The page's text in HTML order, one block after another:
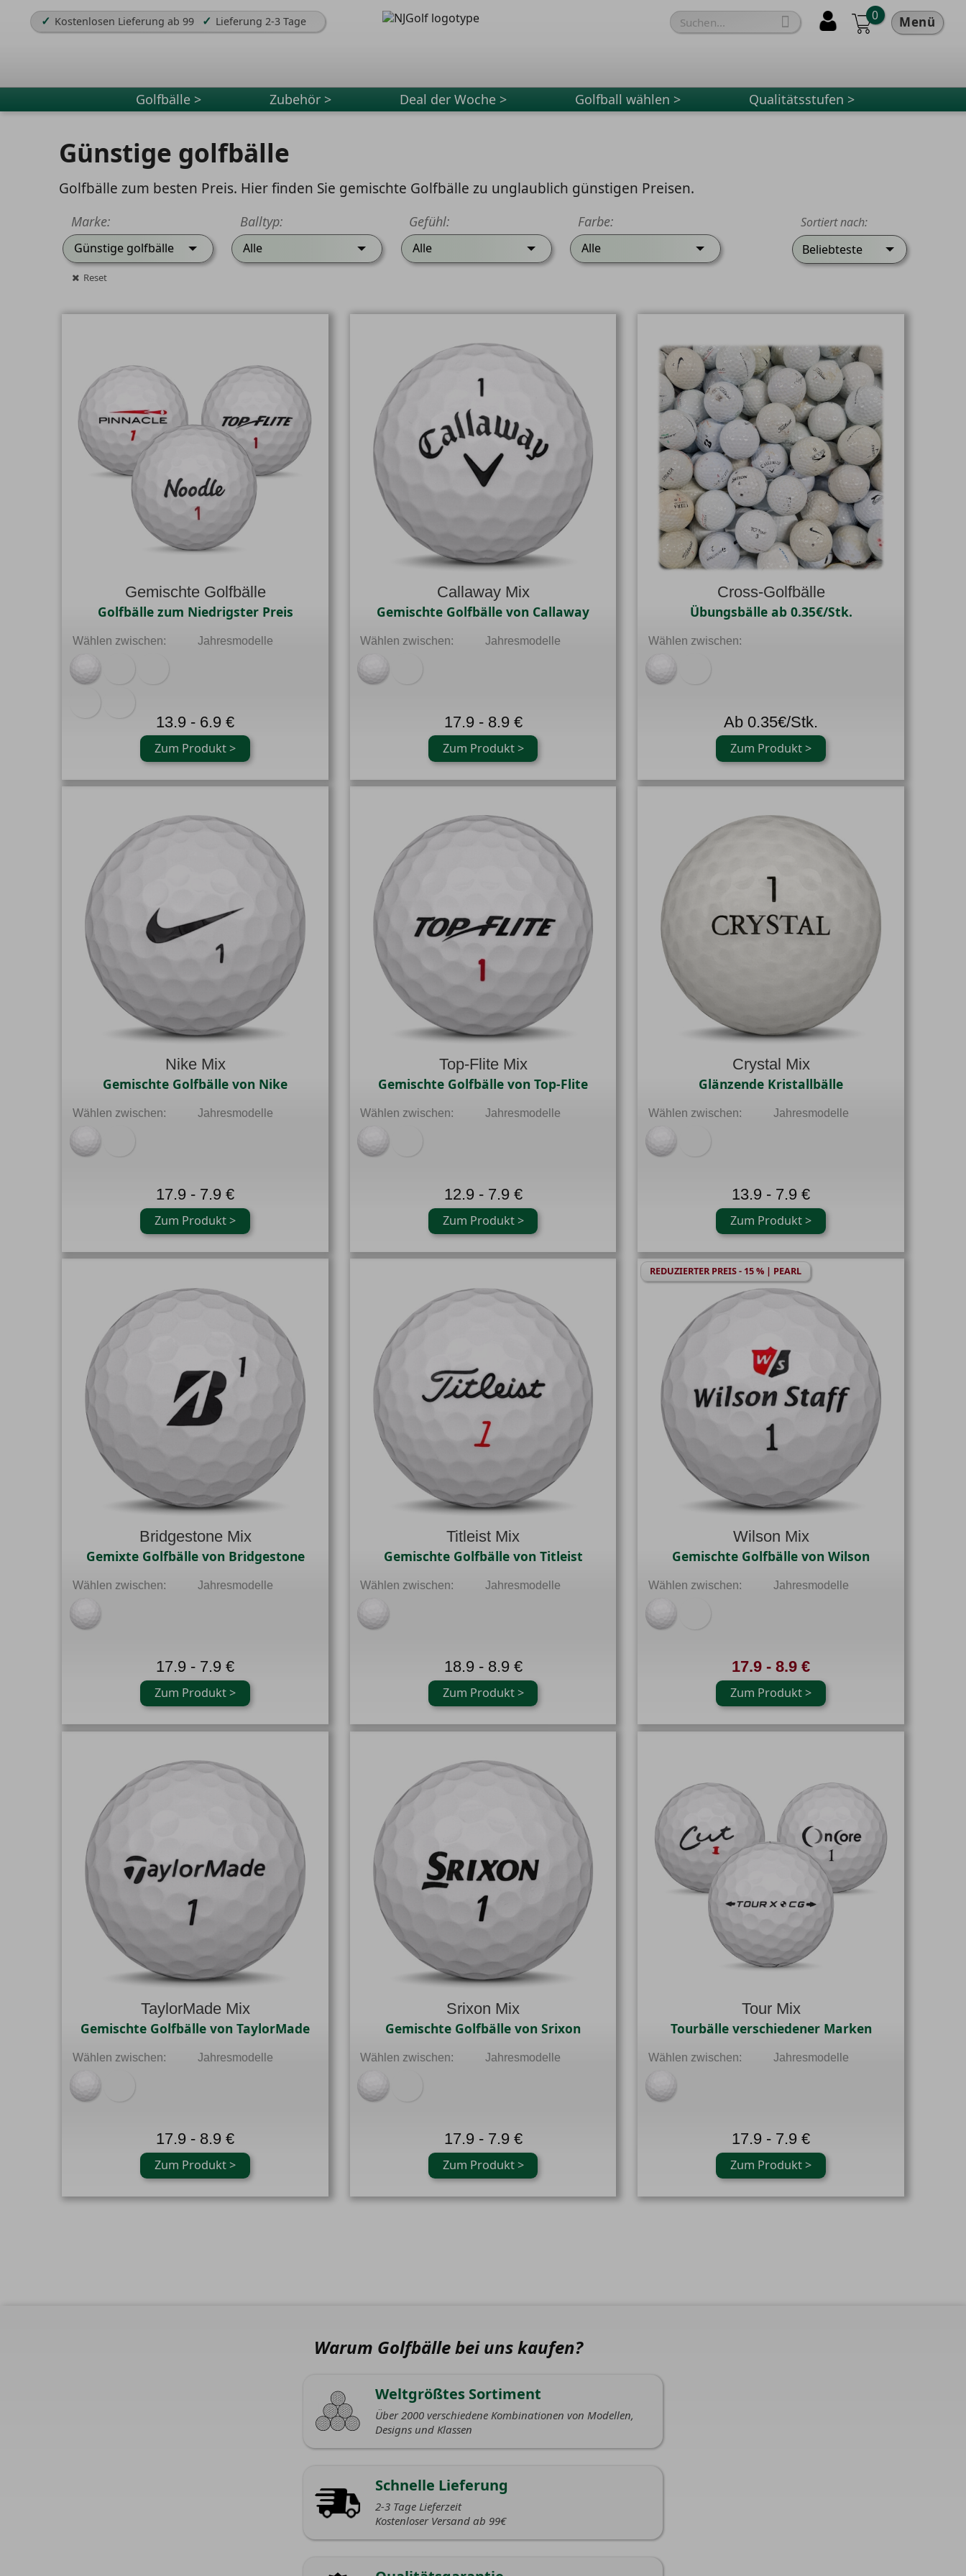
✓ Kostenlosen Lieferung ab 99 ✓ Lieferung 2-3 Tage Menü
 0
Golfbälle > Zubehör > Deal der Woche > Golfball wählen > Qualitätsstufen >
Günstige golfbälle
Golfbälle zum besten Preis. Hier finden Sie gemischte Golfbälle zu unglaublich günstigen Preisen.
Marke:
Günstige golfbälle
Reset
Balltyp:
Alle
Gefühl:
Alle
Farbe:
Alle
Sortiert nach:
Beliebteste
Gemischte Golfbälle
Golfbälle zum Niedrigster Preis
Wählen zwischen: Jahresmodelle
13.9 - 6.9 €
Zum Produkt >
Callaway Mix
Gemischte Golfbälle von Callaway
Wählen zwischen: Jahresmodelle
17.9 - 8.9 €
Zum Produkt >
Cross-Golfbälle
Übungsbälle ab 0.35€/Stk.
Wählen zwischen:
Ab 0.35€/Stk.
Zum Produkt >
Nike Mix
Gemischte Golfbälle von Nike
Wählen zwischen: Jahresmodelle
17.9 - 7.9 €
Zum Produkt >
Top-Flite Mix
Gemischte Golfbälle von Top-Flite
Wählen zwischen: Jahresmodelle
12.9 - 7.9 €
Zum Produkt >
Crystal Mix
Glänzende Kristallbälle
Wählen zwischen: Jahresmodelle
13.9 - 7.9 €
Zum Produkt >
Bridgestone Mix
Gemixte Golfbälle von Bridgestone
Wählen zwischen: Jahresmodelle
17.9 - 7.9 €
Zum Produkt >
Titleist Mix
Gemischte Golfbälle von Titleist
Wählen zwischen: Jahresmodelle
18.9 - 8.9 €
Zum Produkt >
Wilson Mix
REDUZIERTER PREIS - 15 % | PEARL
Gemischte Golfbälle von Wilson
Wählen zwischen: Jahresmodelle
17.9 - 8.9 €
Zum Produkt >
TaylorMade Mix
Gemischte Golfbälle von TaylorMade
Wählen zwischen: Jahresmodelle
17.9 - 8.9 €
Zum Produkt >
Srixon Mix
Gemischte Golfbälle von Srixon
Wählen zwischen: Jahresmodelle
17.9 - 7.9 €
Zum Produkt >
Tour Mix
Tourbälle verschiedener Marken
Wählen zwischen: Jahresmodelle
17.9 - 7.9 €
Zum Produkt >
Warum Golfbälle bei uns kaufen?
Weltgrößtes Sortiment
Über 2000 verschiedene Kombinationen von Modellen,
Designs und Klassen
Schnelle Lieferung
2-3 Tage Lieferzeit
Kostenloser Versand ab 99€